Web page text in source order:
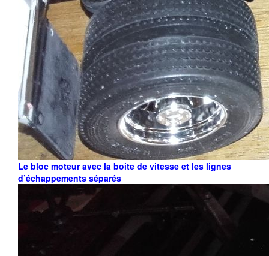
Le bloc moteur avec la boite de vitesse et les lignes
d’échappements séparés